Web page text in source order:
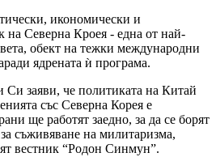
икономически и
Северна Кроея - една от най-
обект на тежки международни
ядрената ѝ програма.
заяви, че политиката на Китай
със Северна Корея е
ще работят заедно, за да се борят
съживяване на милитаризма,
вестник “Родон Синмун”.